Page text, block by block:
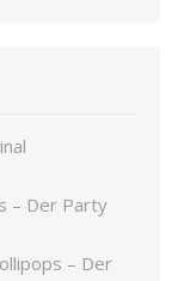
– Der Party
– Der